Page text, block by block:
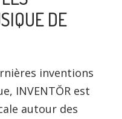
DE
inventions
INVENTŎR est
autour des